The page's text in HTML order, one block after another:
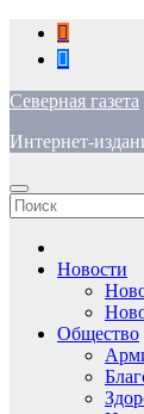
Перейти
содержимому
Северная газета
Интернет-
Новости
Общество